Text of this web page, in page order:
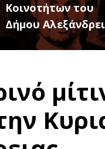
Κοινοτήτων του
Δήμου